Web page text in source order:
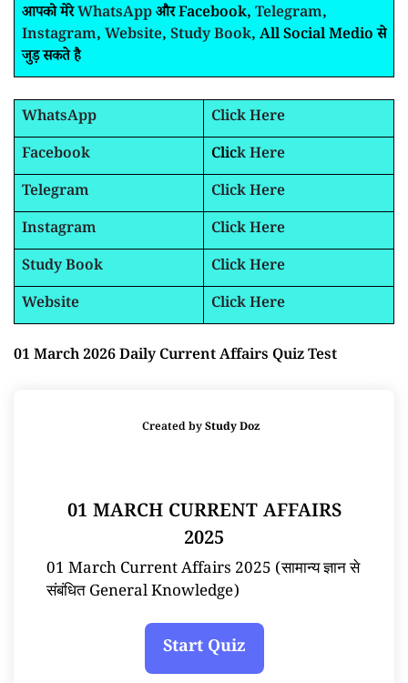
आपको मेरेWhatsAppऔर Facebook, Telegram,
Instagram, Website, Study Book, All Social Medio से
जुड़ सकते है
WhatsApp
Click Here
Facebook
Click Here
Telegram
Click Here
Instagram
Click Here
Study Book
Click Here
Website
Click Here
01 March 2026 Daily Current Affairs Quiz Test
Created byStudy Doz
01 MARCH CURRENT AFFAIRS
2025
01 March Current Affairs 2025 (सामान्य ज्ञान से
संबंधित General Knowledge)